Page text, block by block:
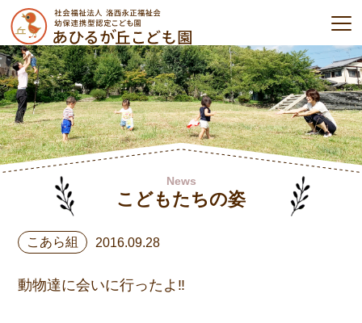
News
こどもたちの姿
こあら組 2016.09.28
動物達に会いに行ったよ‼